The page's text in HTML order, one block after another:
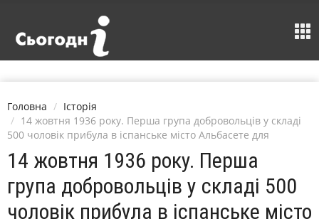
Головна
Історія
14 жовтня 1936 року. Перша група добровольців у складі
500 чоловік прибула в іспанське місто Альбасете для
14 жовтня 1936 року. Перша
група добровольців у складі 500
чоловік прибула в іспанське місто